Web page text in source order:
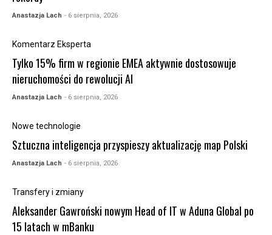
Anastazja Lach - 6 sierpnia, 2026
Komentarz Eksperta
Tylko 15% firm w regionie EMEA aktywnie dostosowuje
nieruchomości do rewolucji AI
Anastazja Lach - 6 sierpnia, 2026
Nowe technologie
Sztuczna inteligencja przyspieszy aktualizację map Polski
Anastazja Lach - 6 sierpnia, 2026
Transfery i zmiany
Aleksander Gawroński nowym Head of IT w Aduna Global po
15 latach w mBanku